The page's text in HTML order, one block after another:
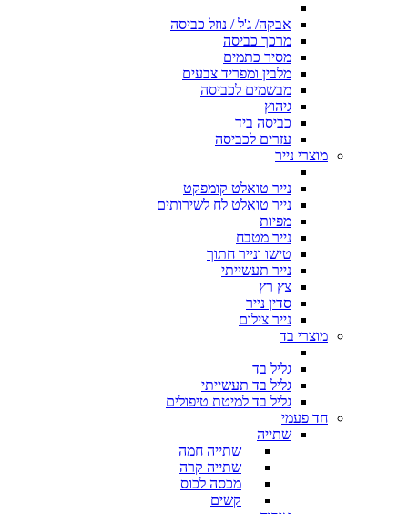
אבקה/ ג'ל / נוזל כביסה
מרכך כביסה
מסיר כתמים
מלבין ומפריד צבעים
מבשמים לכביסה
גיהוץ
כביסה ביד
עזרים לכביסה
מוצרי נייר
נייר טואלט קומפקט
נייר טואלט לח לשירותים
מפיות
נייר מטבח
טישו ונייר חתוך
נייר תעשייתי
צץ רץ
סדין נייר
נייר צילום
מוצרי בד
גליל בד
גליל בד תעשייתי
גליל בד למיטת טיפולים
חד פעמי
שתייה
שתייה חמה
שתייה קרה
מכסה לכוס
קשים